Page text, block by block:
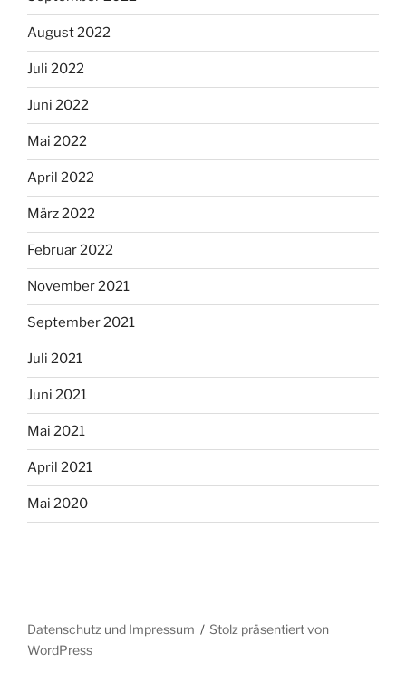
August 2022
Juli 2022
Juni 2022
Mai 2022
April 2022
März 2022
Februar 2022
November 2021
September 2021
Juli 2021
Juni 2021
Mai 2021
April 2021
Mai 2020
Datenschutz und Impressum
Stolz präsentiert von
WordPress